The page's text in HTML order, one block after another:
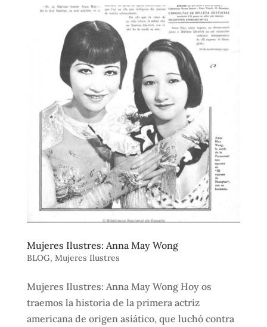
Mujeres Ilustres: Anna May Wong
BLOG, Mujeres Ilustres
Mujeres Ilustres: Anna May Wong Hoy os
traemos la historia de la primera actriz
americana de origen asiático, que luchó contra